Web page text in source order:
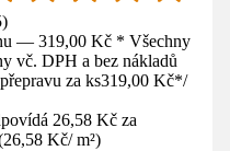
)
— 319,00 Kč * Všechny
vč. DPH a bez nákladů
za ks319,00 Kč*/
26,58 Kč za
26,58 Kč/ m²)